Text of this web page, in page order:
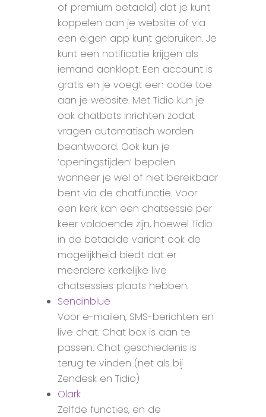
of premium betaald) dat je kunt
koppelen aan je website of via
een eigen app kunt gebruiken. Je
kunt een notificatie krijgen als
iemand aanklopt. Een account is
gratis en je voegt een code toe
aan je website. Met Tidio kun je
ook chatbots inrichten zodat
vragen automatisch worden
beantwoord. Ook kun je
‘openingstijden’ bepalen
wanneer je wel of niet bereikbaar
bent via de chatfunctie. Voor
een kerk kan een chatsessie per
keer voldoende zijn, hoewel Tidio
in de betaalde variant ook de
mogelijkheid biedt dat er
meerdere kerkelijke live
chatsessies plaats hebben.
Sendinblue
Voor e-mailen, SMS-berichten en
live chat. Chat box is aan te
passen. Chat geschiedenis is
terug te vinden (net als bij
Zendesk en Tidio)
Olark
Zelfde functies, en de